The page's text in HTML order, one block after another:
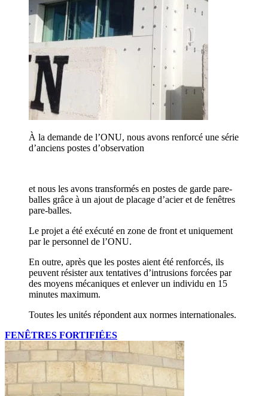
À la demande de l’ONU, nous avons renforcé une série
d’anciens postes d’observation
et nous les avons transformés en postes de garde pare-
balles grâce à un ajout de placage d’acier et de fenêtres
pare-balles.
Le projet a été exécuté en zone de front et uniquement
par le personnel de l’ONU.
En outre, après que les postes aient été renforcés, ils
peuvent résister aux tentatives d’intrusions forcées par
des moyens mécaniques et enlever un individu en 15
minutes maximum.
Toutes les unités répondent aux normes internationales.
FENÊTRES FORTIFIÉES